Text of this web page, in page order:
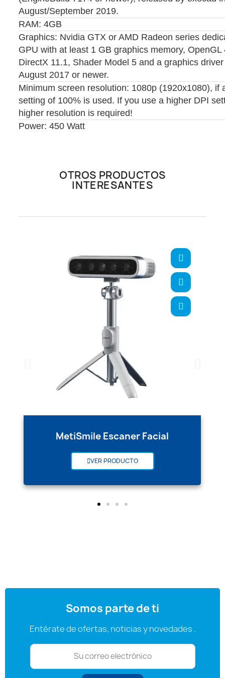
August/September 2019.
RAM: 4GB
Graphics: Nvidia GTX or AMD Radeon series
GPU with at least 1 GB graphics memory, OpenGL
DirectX 11.1, Shader Model 5 and a graphics
August 2017 or newer.
Minimum screen resolution: 1080p (1920x1080), if
setting of 100% is used. If you use a higher DPI
higher resolution is required!
Power: 450 Watt
OTROS PRODUCTOS
INTERESANTES
MetiSmile Escaner Facial
VER PRODUCTO
Somos parte de ti
Entérate de ofertas, noticias y novedades .